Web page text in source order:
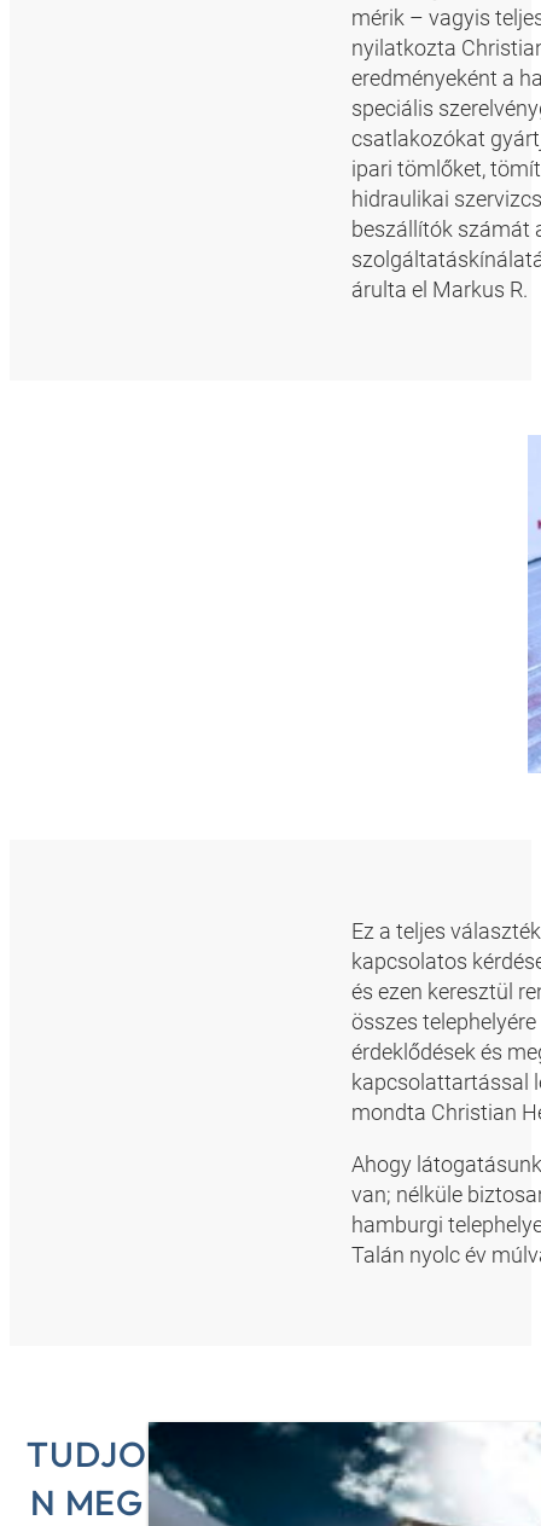
mérik – vagyis
nyilatkozta
eredményeként a
speciális
csatlakozókat
ipari tömlőket,
hidraulikai
beszállítók számát
árulta el Markus R.
Ez a teljes
kapcsolatos
és ezen keresztül
összes
érdeklődések és
kapcsolattartással
mondta Christian
Ahogy
van; nélküle
hamburgi
Talán nyolc év
TUDJO
N MEG